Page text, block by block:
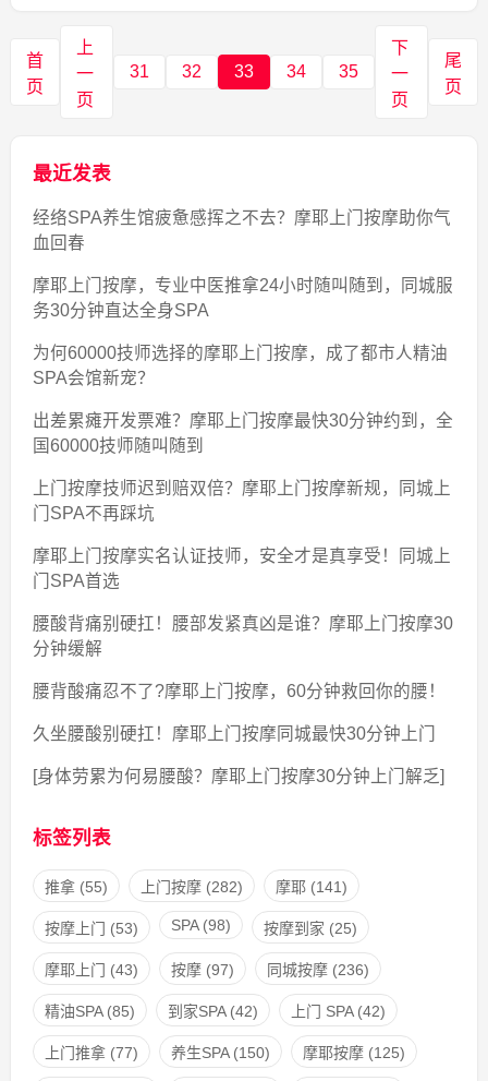
首
页
上
一
页
31 32 33 34 35
下
一
页
尾
页
最近发表
经络SPA养生馆疲惫感挥之不去？摩耶上门按摩助你气
血回春
摩耶上门按摩，专业中医推拿24小时随叫随到，同城服
务30分钟直达全身SPA
为何60000技师选择的摩耶上门按摩，成了都市人精油
SPA会馆新宠？
出差累瘫开发票难？摩耶上门按摩最快30分钟约到，全
国60000技师随叫随到
上门按摩技师迟到赔双倍？摩耶上门按摩新规，同城上
门SPA不再踩坑
摩耶上门按摩实名认证技师，安全才是真享受！同城上
门SPA首选
腰酸背痛别硬扛！腰部发紧真凶是谁？摩耶上门按摩30
分钟缓解
腰背酸痛忍不了?摩耶上门按摩，60分钟救回你的腰！
久坐腰酸别硬扛！摩耶上门按摩同城最快30分钟上门
[身体劳累为何易腰酸？摩耶上门按摩30分钟上门解乏]
标签列表
推拿(55) 上门按摩(282) 摩耶(141)
按摩上门 (53) SPA(98) 按摩到家 (25)
摩耶上门 (43) 按摩(97) 同城按摩(236)
精油SPA(85) 到家SPA(42) 上门 SPA(42)
上门推拿(77) 养生SPA(150) 摩耶按摩(125)